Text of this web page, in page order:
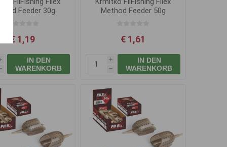
Feeder 30g
€ 1,19
IN DEN
WARENKORB
Method Feeder 50g
€ 1,61
i
h
IN DEN
WARENKORB